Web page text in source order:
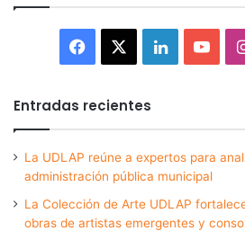
Facebook LinkedIn
Entradas recientes
La UDLAP reúne a expertos para
administración pública municipal
La Colección de Arte UDLAP
obras de artistas emergentes y